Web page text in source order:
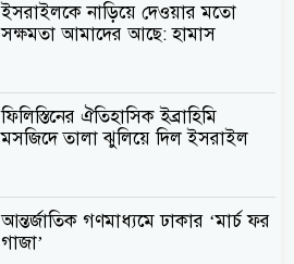
ইসরাইলকে নাড়িয়ে দেওয়ার মতো
সক্ষমতা আমাদের আছে: হামাস
ফিলিস্তিনের ঐতিহাসিক ইব্রাহিমি
মসজিদে তালা ঝুলিয়ে দিল ইসরাইল
আন্তর্জাতিক গণমাধ্যমে ঢাকার ‘মার্চ ফর
গাজা’